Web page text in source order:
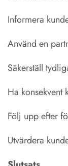
Informera
Använd en
Säkerställ
Ha konsekvent
Följ upp efter
Utvärdera